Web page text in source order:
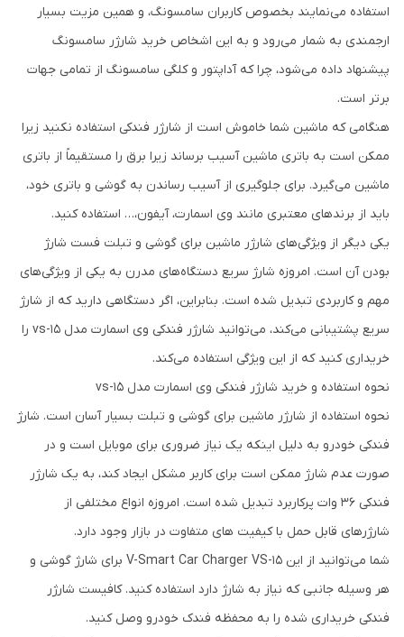
استفاده می‌نمایند بخصوص کاربران سامسونگ، و همین مزیت بسیار
ارجمندی به شمار می‌رود و به این اشخاص خرید شارژر سامسونگ
پیشنهاد داده می‌شود، چرا که آداپتور و کلگی سامسونگ از تمامی جهات
برتر است.
هنگامی که ماشین شما خاموش است از شارژر فندکی استفاده نکنید زیرا
ممکن است به باتری ماشین آسیب برساند زیرا برق را مستقیماً از باتری
ماشین می‌گیرد. برای جلوگیری از آسیب رساندن به گوشی و باتری خود،
باید از برندهای معتبری مانند وی اسمارت، آیفون،… استفاده کنید.
یکی دیگر از ویژگی‌های شارژر ماشین برای گوشی و تبلت فست شارژ
بودن آن است. امروزه شارژ سریع دستگاه‌های مدرن به یکی از ویژگی‌های
مهم و کاربردی تبدیل شده است. بنابراین، اگر دستگاهی دارید که از شارژ
سریع پشتیبانی می‌کند، می‌توانید شارژر فندکی وی اسمارت مدل vs-15 را
خریداری کنید که از این ویژگی استفاده می‌کند.
نحوه استفاده و خرید شارژر فندکی وی اسمارت مدل vs-15
نحوه استفاده از شارژر ماشین برای گوشی و تبلت بسیار آسان است. شارژ
فندکی خودرو به دلیل اینکه یک نیاز ضروری برای موبایل است و در
صورت عدم شارژ ممکن است برای کاربر مشکل ایجاد کند، به یک شارژر
فندکی 36 وات پرکاربرد تبدیل شده است. امروزه انواع مختلفی از
شارژرهای قابل حمل با کیفیت های متفاوت در بازار وجود دارد.
شما می‌توانید از این V-Smart Car Charger VS-15 برای شارژ گوشی و
هر وسیله جانبی که نیاز به شارژ دارد استفاده کنید. کافیست شارژر
فندکی خریداری شده را به محفظه فندک خودرو وصل کنید.